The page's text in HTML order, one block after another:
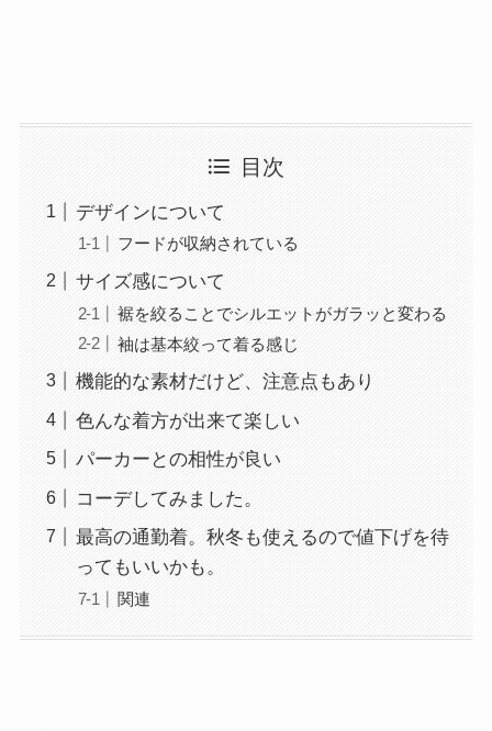
目次
デザインについて
フードが収納されている
サイズ感について
裾を絞ることでシルエットがガラッと変わる
袖は基本絞って着る感じ
機能的な素材だけど、注意点もあり
色んな着方が出来て楽しい
パーカーとの相性が良い
コーデしてみました。
最高の通勤着。秋冬も使えるので値下げを待
ってもいいかも。
関連